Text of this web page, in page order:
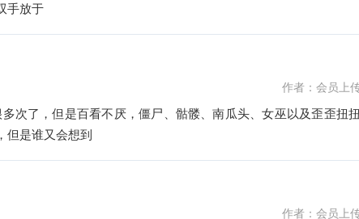
手放于
作者：会员上
次了，但是百看不厌，僵尸、骷髅、南瓜头、女巫以及歪歪扭扭
但是谁又会想到
作者：会员上